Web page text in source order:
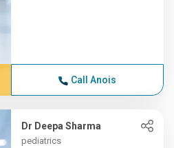
Call Anois
Dr Deepa Sharma
pediatrics